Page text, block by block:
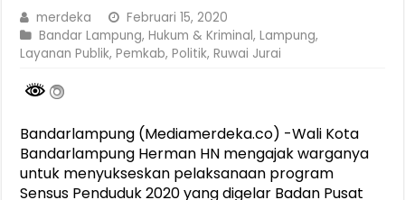
merdeka
Februari 15, 2020
Bandar Lampung,Hukum & Kriminal,Lampung,
Layanan Publik,Pemkab,Politik,Ruwai Jurai
Bandarlampung (Mediamerdeka.co) -Wali Kota
Bandarlampung Herman HN mengajak warganya
untuk menyukseskan pelaksanaan program
Sensus Penduduk 2020 yang digelar Badan Pusat